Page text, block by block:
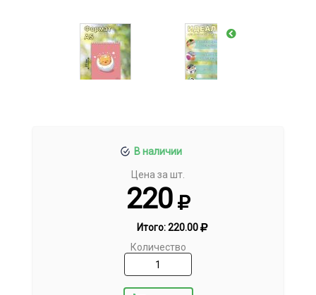
В наличии
Цена за шт.
220
Итого:220.00
Количество